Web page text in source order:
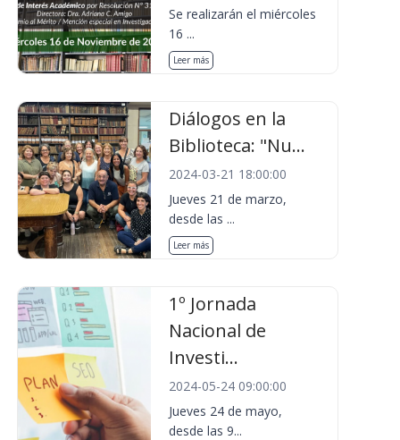
Se realizarán el miércoles
16 ...
Leer más
Diálogos en la
Biblioteca: "Nu...
2024-03-21 18:00:00
Jueves 21 de marzo,
desde las ...
Leer más
1º Jornada
Nacional de
Investi...
2024-05-24 09:00:00
Jueves 24 de mayo,
desde las 9...